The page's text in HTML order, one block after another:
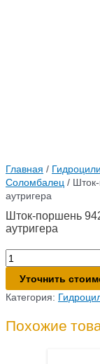
Главная /
Соломбалец /
аутригера
Шток-поршень
аутригера
Количество
товара
Шток-
поршень
ГЦА-28.200А
цилиндра
Уточнить
Категория:
Похожие